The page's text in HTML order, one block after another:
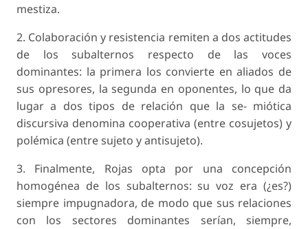
mestiza.
2. Colaboración y resistencia remiten a dos actitudes
de los subalternos respecto de las voces
dominantes: la primera los convierte en aliados de
sus opresores, la segunda en oponentes, lo que da
lugar a dos tipos de relación que la se- miótica
discursiva denomina cooperativa (entre cosujetos) y
polémica (entre sujeto y antisujeto).
3. Finalmente, Rojas opta por una concepción
homogénea de los subalternos: su voz era (¿es?)
siempre impugnadora, de modo que sus relaciones
con los sectores dominantes serían, siempre,